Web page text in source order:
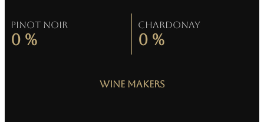
Pinot Noir
0 %
Chardonay
0 %
Wine Makers